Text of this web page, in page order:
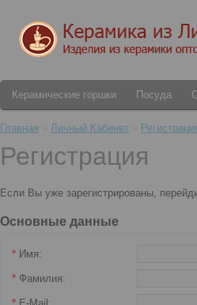
Керамические горшки Посуда
Главная Личный Кабинет
Регистрация
Если Вы уже зарегистрированы,
Основные данные
* Имя:
* Фамилия: